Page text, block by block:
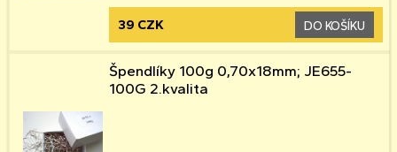
39 CZK DO KOŠÍKU
Špendlíky 100g 0,70x18mm; JE655-
100G 2.kvalita